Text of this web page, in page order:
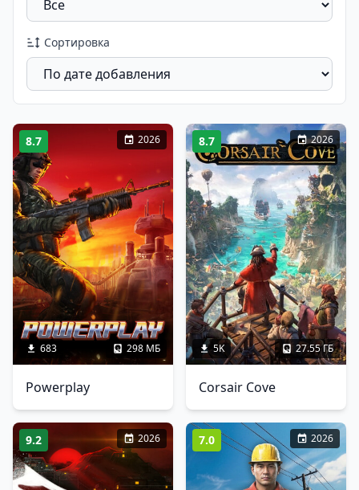
Сортировка
8.7 2026
683 298 МБ
Powerplay
8.7 2026
5K 27.55 ГБ
Corsair Cove
9.2 2026 7.0 2026